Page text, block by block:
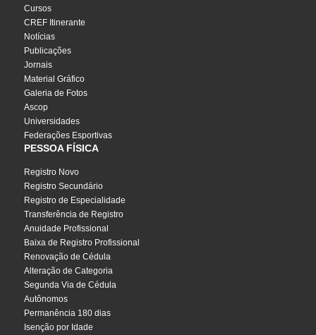
Cursos
CREF Itinerante
Notícias
Publicações
Jornais
Material Gráfico
Galeria de Fotos
Ascop
Universidades
Federações Esportivas
PESSOA FÍSICA
Registro Novo
Registro Secundário
Registro de Especialidade
Transferência de Registro
Anuidade Profissional
Baixa de Registro Profissional
Renovação de Cédula
Alteração de Categoria
Segunda Via de Cédula
Autônomos
Permanência 180 dias
Isenção por Idade